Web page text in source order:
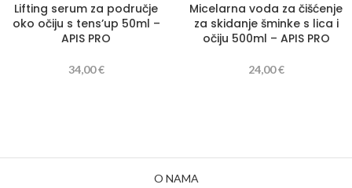
Lifting serum za područje
oko očiju s tens’up 50ml –
APIS PRO
34,00€
Micelarna voda za čišćenje
za skidanje šminke s lica i
očiju 500ml – APIS PRO
24,00€
O NAMA